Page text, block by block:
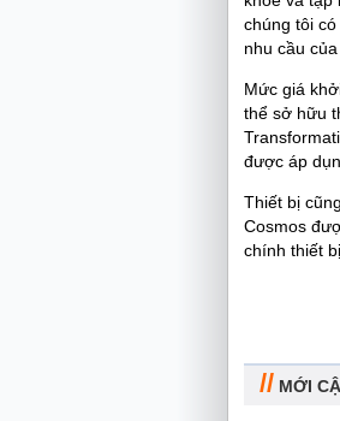
chúng tôi
nhu cầu của
Mức giá
thể sở hữu
được áp
Thiết bị
Cosmos
chính thiết
// MỚI